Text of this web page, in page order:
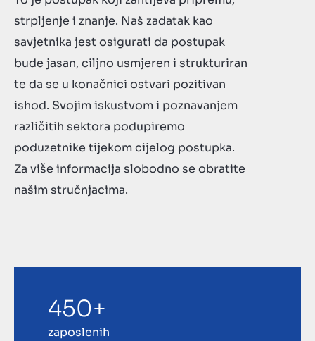
strpljenje i znanje. Naš zadatak kao
savjetnika jest osigurati da postupak
bude jasan, ciljno usmjeren i strukturiran
te da se u konačnici ostvari pozitivan
ishod. Svojim iskustvom i poznavanjem
različitih sektora podupiremo
poduzetnike tijekom cijelog postupka.
Za više informacija slobodno se obratite
našim stručnjacima.
450+
zaposlenih